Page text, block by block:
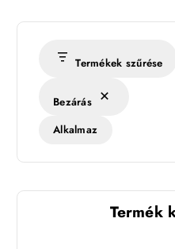
Termékek szűrése
Bezárás
Alkalmaz
Termék